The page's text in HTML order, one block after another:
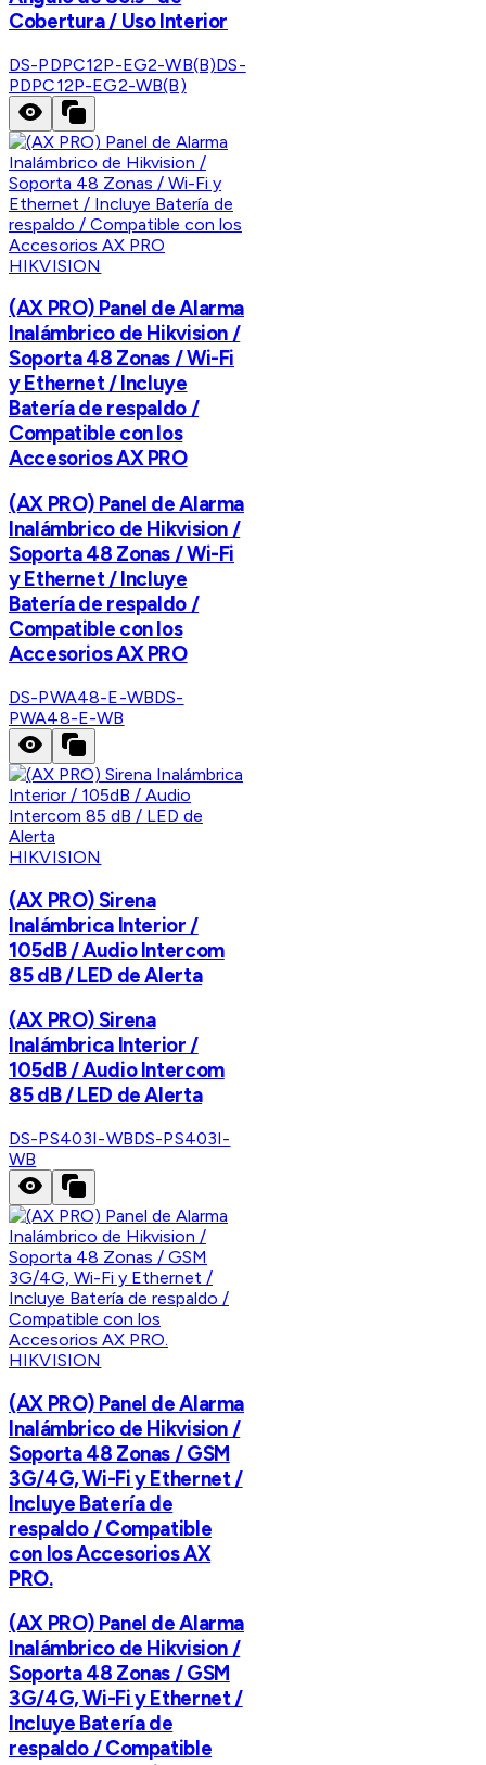
Cobertura / Uso Interior
DS-PDPC12P-EG2-WB(B)DS-
PDPC12P-EG2-WB(B)
HIKVISION
(AX PRO) Panel de Alarma
Inalámbrico de Hikvision /
Soporta 48 Zonas / Wi-Fi
y Ethernet / Incluye
Batería de respaldo /
Compatible con los
Accesorios AX PRO
(AX PRO) Panel de Alarma
Inalámbrico de Hikvision /
Soporta 48 Zonas / Wi-Fi
y Ethernet / Incluye
Batería de respaldo /
Compatible con los
Accesorios AX PRO
DS-PWA48-E-WBDS-
PWA48-E-WB
HIKVISION
(AX PRO) Sirena
Inalámbrica Interior /
105dB / Audio Intercom
85 dB / LED de Alerta
(AX PRO) Sirena
Inalámbrica Interior /
105dB / Audio Intercom
85 dB / LED de Alerta
DS-PS403I-WBDS-PS403I-
WB
HIKVISION
(AX PRO) Panel de Alarma
Inalámbrico de Hikvision /
Soporta 48 Zonas / GSM
3G/4G, Wi-Fi y Ethernet /
Incluye Batería de
respaldo / Compatible
con los Accesorios AX
PRO.
(AX PRO) Panel de Alarma
Inalámbrico de Hikvision /
Soporta 48 Zonas / GSM
3G/4G, Wi-Fi y Ethernet /
Incluye Batería de
respaldo / Compatible